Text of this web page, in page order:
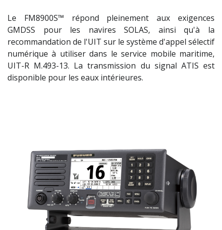
Le FM8900S™ répond pleinement aux exigences
GMDSS pour les navires SOLAS, ainsi qu'à la
recommandation de l'UIT sur le système d'appel sélectif
numérique à utiliser dans le service mobile maritime,
UIT-R M.493-13. La transmission du signal ATIS est
disponible pour les eaux intérieures.